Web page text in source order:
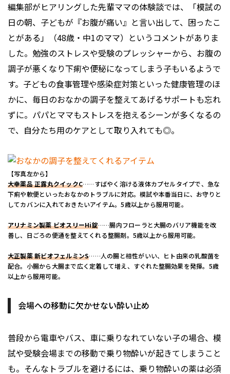
編集部がヒアリングした先輩ママの体験談では、「模試の
日の朝、子どもが『お腹が痛い』と言い出して、困ったこ
とがある」（48歳・中1のママ）というコメントがありま
した。勉強のストレスや受験のプレッシャーから、お腹の
調子が悪くなり下痢や便秘になってしまう子もいるようで
す。子どもの食事管理や感染症対策といった健康管理のほ
かに、毎日のおなかの調子を整えてあげるサポートも忘れ
ずに。パパとママもストレスを抱えるシーンが多くなるの
で、自分たち用のケアとして取り入れても◎。
【写真左から】
大幸薬品 正露丸クイックC……すばやく溶ける液体カプセルタイプで、急な
下痢や軟便といったおなかのトラブルに対応。模試や本番当日に、お守りと
してカバンに入れておきたいアイテム。5歳以上から服用可能。
アリナミン製薬 ビオスリーHi錠……腸内フローラと大腸のバリア機能を改
善し、日ごろの便通を整えてくれる整腸剤。5歳以上から服用可能。
大正製薬 新ビオフェルミンS……人の腸と相性がいい、ヒト由来の乳酸菌を
配合。小腸から大腸まで広く定着して増え、すぐれた整腸効果を発揮。5歳
以上から服用可能。
会場への移動に欠かせない酔い止め
普段から電車やバス、車に乗りなれていない子の場合、模
試や受験会場までの移動で乗り物酔いが起きてしまうこと
も。そんなトラブルを避けるには、乗り物酔いの薬は必須